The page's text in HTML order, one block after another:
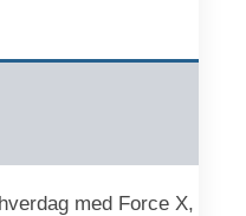
med Force X,